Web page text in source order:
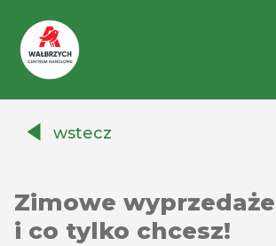
Auchanwstecz
Zimowe wyprzedaże
i co tylko chcesz!